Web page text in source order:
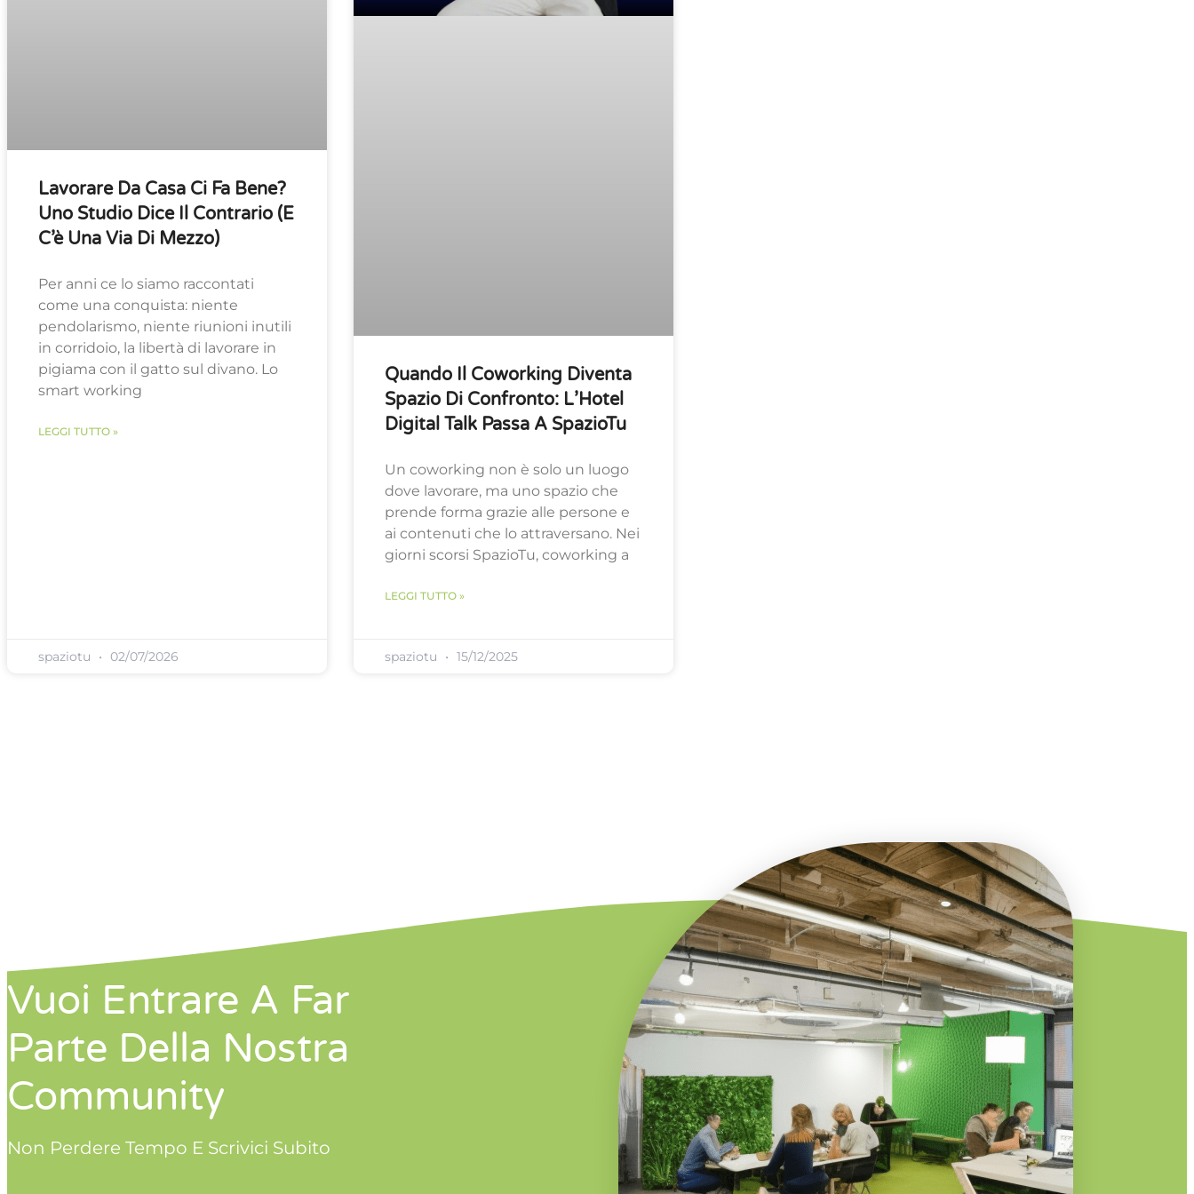
Lavorare Da Casa Ci Fa Bene?
Uno Studio Dice Il Contrario (e
C’è Una Via Di Mezzo)
Per anni ce lo siamo raccontati
come una conquista: niente
pendolarismo, niente riunioni inutili
in corridoio, la libertà di lavorare in
pigiama con il gatto sul divano. Lo
smart working
LEGGI TUTTO »
spaziotu 02/07/2026
Quando Il Coworking Diventa
Spazio Di Confronto: L’Hotel
Digital Talk Passa A SpazioTu
Un coworking non è solo un luogo
dove lavorare, ma uno spazio che
prende forma grazie alle persone e
ai contenuti che lo attraversano. Nei
giorni scorsi SpazioTu, coworking a
LEGGI TUTTO »
spaziotu 15/12/2025
Vuoi Entrare A Far
Parte Della Nostra
Community
Non Perdere Tempo E Scrivici Subito